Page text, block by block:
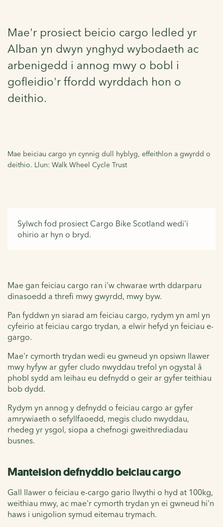
Mae'r prosiect beicio cargo ledled yr
Alban yn dwyn ynghyd wybodaeth ac
arbenigedd i annog mwy o bobl i
gofleidio'r ffordd wyrddach hon o
deithio.
Mae beiciau cargo yn cynnig dull hyblyg, effeithlon a gwyrdd o
deithio. Llun: Walk Wheel Cycle Trust
Sylwch fod prosiect Cargo Bike Scotland wedi'i
ohirio ar hyn o bryd.
Mae gan feiciau cargo ran i'w chwarae wrth ddarparu
dinasoedd a threfi mwy gwyrdd, mwy byw.
Pan fyddwn yn siarad am feiciau cargo, rydym yn aml yn
cyfeirio at feiciau cargo trydan, a elwir hefyd yn feiciau e-
gargo.
Mae'r cymorth trydan wedi eu gwneud yn opsiwn llawer
mwy hyfyw ar gyfer cludo nwyddau trefol yn ogystal â
phobl sydd am leihau eu defnydd o geir ar gyfer teithiau
bob dydd.
Rydym yn annog y defnydd o feiciau cargo ar gyfer
amrywiaeth o sefyllfaoedd, megis cludo nwyddau,
rhedeg yr ysgol, siopa a chefnogi gweithrediadau
busnes.
Manteision defnyddio beiciau cargo
Gall llawer o feiciau e-cargo gario llwythi o hyd at 100kg,
weithiau mwy, ac mae'r cymorth trydan yn ei gwneud hi'n
haws i unigolion symud eitemau trymach.